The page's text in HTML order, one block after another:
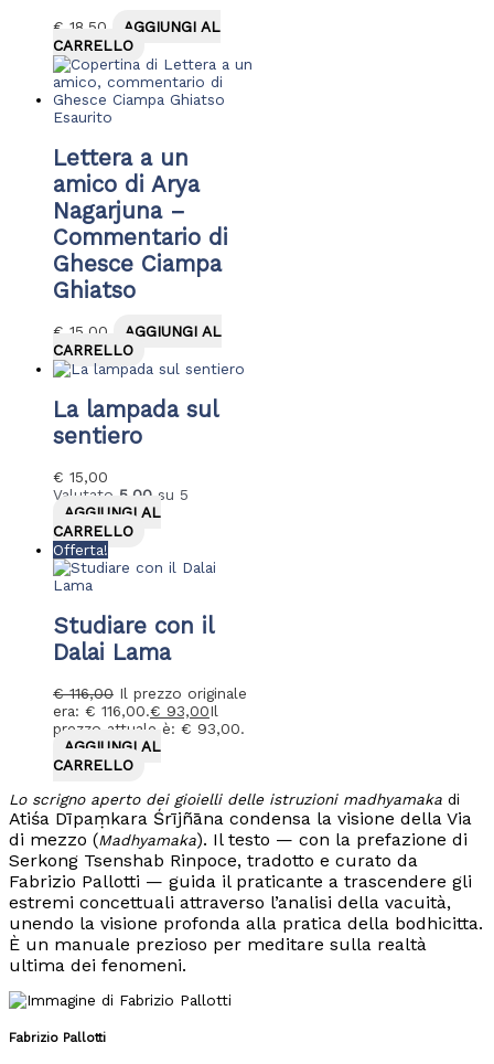
€ 18,50
AGGIUNGI AL
CARRELLO
Esaurito
Lettera a un
amico di Arya
Nagarjuna –
Commentario di
Ghesce Ciampa
Ghiatso
€ 15,00
AGGIUNGI AL
CARRELLO
La lampada sul
sentiero
€ 15,00
Valutato 5.00 su 5
AGGIUNGI AL
CARRELLO
Offerta!
Studiare con il
Dalai Lama
€116,00 Il prezzo originale
era: € 116,00.€ 93,00Il
prezzo attuale è: € 93,00.
AGGIUNGI AL
CARRELLO
Lo scrigno aperto dei gioielli delle istruzioni madhyamaka di
Atiśa Dīpaṃkara Śrījñāna condensa la visione della Via
di mezzo (Madhyamaka). Il testo — con la prefazione di
Serkong Tsenshab Rinpoce, tradotto e curato da
Fabrizio Pallotti — guida il praticante a trascendere gli
estremi concettuali attraverso l’analisi della vacuità,
unendo la visione profonda alla pratica della bodhicitta.
È un manuale prezioso per meditare sulla realtà
ultima dei fenomeni.
Fabrizio Pallotti